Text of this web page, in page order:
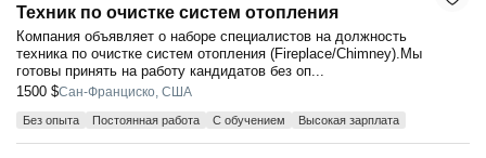
Техник по очистке систем отопления
Компания объявляет о наборе специалистов на должность
техника по очистке систем отопления (Fireplace/Chimney).Мы
готовы принять на работу кандидатов без оп...
1500 $Сан-Франциско, США
Без опыта Постоянная работа С обучением Высокая зарплата